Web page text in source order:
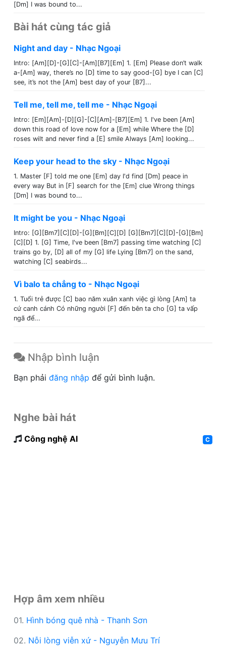
[Dm] I was bound to...
Bài hát cùng tác giả
Night and day - Nhạc Ngoại
Intro: [Am][D]-[G][C]-[Am][B7][Em] 1. [Em] Please don’t walk
a-[Am] way, there’s no [D] time to say good-[G] bye I can [C]
see, it’s not the [Am] best day of your [B7]...
Tell me, tell me, tell me - Nhạc Ngoại
Intro: [Em][Am]-[D][G]-[C][Am]-[B7][Em] 1. I've been [Am]
down this road of love now for a [Em] while Where the [D]
roses wilt and never find a [E] smile Always [Am] looking...
Keep your head to the sky - Nhạc Ngoại
1. Master [F] told me one [Em] day I'd find [Dm] peace in
every way But in [F] search for the [Em] clue Wrong things
[Dm] I was bound to...
It might be you - Nhạc Ngoại
Intro: [G][Bm7][C][D]-[G][Bm][C][D] [G][Bm7][C][D]-[G][Bm]
[C][D] 1. [G] Time, I've been [Bm7] passing time watching [C]
trains go by, [D] all of my [G] life Lying [Bm7] on the sand,
watching [C] seabirds...
Vì balo ta chẳng to - Nhạc Ngoại
1. Tuổi trẻ được [C] bao năm xuân xanh việc gì lòng [Am] ta
cứ canh cánh Có những người [F] đến bên ta cho [G] ta vấp
ngã để...
Nhập bình luận
Bạn phải đăng nhập để gửi bình luận.
Nghe bài hát
Công nghệ AI C
Hợp âm xem nhiều
01. Hình bóng quê nhà - Thanh Sơn
02. Nỗi lòng viễn xứ - Nguyễn Mưu Trí